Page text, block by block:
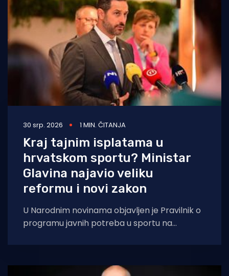
30 srp. 2026 1 MIN. ČITANJA
Kraj tajnim isplatama u
hrvatskom sportu? Ministar
Glavina najavio veliku
reformu i novi zakon
U Narodnim novinama objavljen je Pravilnik o
programu javnih potreba u sportu na